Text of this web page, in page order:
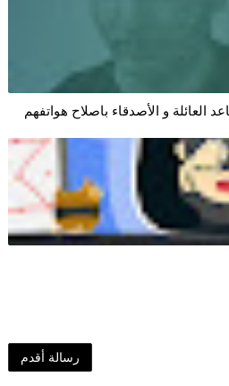
العائلة و الأصدقاء باصلاح هواتفهم
رسالة أقدم